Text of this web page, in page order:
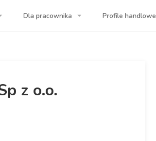
Dla pracownika Profile handlowe
z o.o.